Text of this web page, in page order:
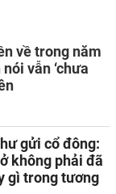
về trong năm
vẫn ‘chưa
gửi cổ đông:
không phải đã
gì trong tương